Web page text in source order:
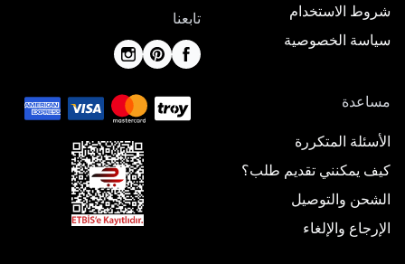
شروط الاستخدام
سياسة الخصوصية
تابعنا
مساعدة
الأسئلة المتكررة
كيف يمكنني تقديم طلب؟
الشحن والتوصيل
الإرجاع والإلغاء